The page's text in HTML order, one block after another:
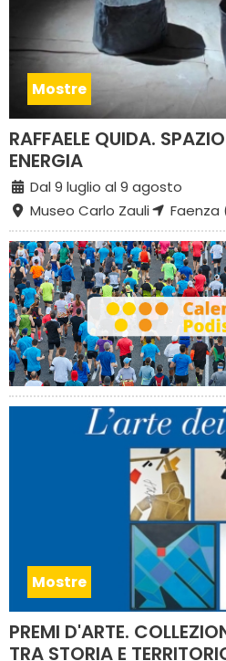
Mostre
RAFFAELE QUIDA.
ENERGIA
Dal 9 luglio al 9 agosto
Museo Carlo Zauli
Faenza
Mostre
PREMI D'ARTE.
TRA STORIA E